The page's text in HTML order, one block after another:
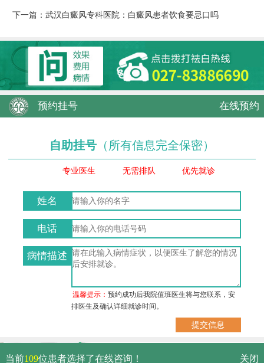
下一篇： 武汉白癜风专科医院：白癜风患者饮食要忌口吗
预约挂号 在线预约
自助挂号 （所有信息完全保密）
专业医生 无需排队 优先就诊
姓名
电话
病情描述
温馨提示：预约成功后我院值班医生将与您联系，安
排医生及确认详细就诊时间。
武汉市硚口区解放大道479号
当前109位患者选择了在线咨询！ 关闭